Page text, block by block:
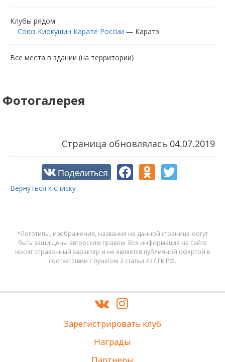
Клубы рядом
Союз Киокушин Карате России — Каратэ
Все места в здании (на территории)
Фотогалерея
Страница обновлялась 04.07.2019
Поделиться
Вернуться к списку
*Логотипы, изображения, названия на данной странице могут
быть защищены авторским правом. Вся информация на сайте
носит справочный характер и не является публичной офертой в
соответствии с пунктом 2 статьи 437 ГК РФ.
Зарегистрировать клуб
Награды